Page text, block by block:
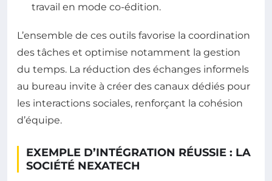
travail en mode co-édition.
L’ensemble de ces outils favorise la coordination
des tâches et optimise notamment la gestion
du temps. La réduction des échanges informels
au bureau invite à créer des canaux dédiés pour
les interactions sociales, renforçant la cohésion
d’équipe.
EXEMPLE D’INTÉGRATION RÉUSSIE : LA
SOCIÉTÉ NEXATECH